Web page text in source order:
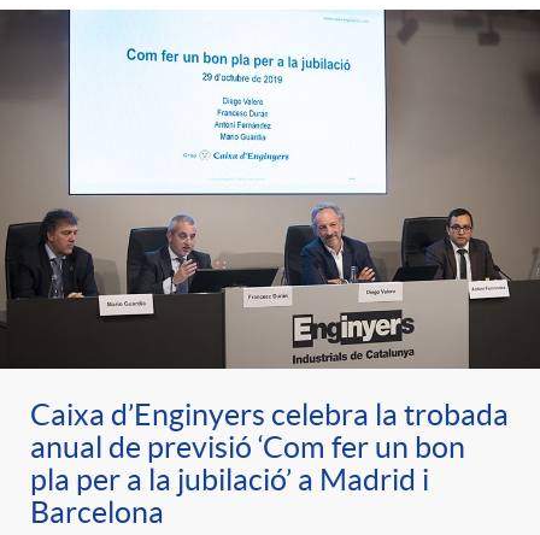
o
C
t
g
o
u
s
Caixa d’Enginyers celebra la trobada
anual de previsió ‘Com fer un bon
pla per a la jubilació’ a Madrid i
Barcelona